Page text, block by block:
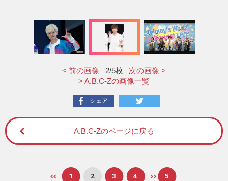
< 前の画像 2/5枚
次の画像 >
> A.B.C-Zの画像一覧
シェア
A.B.C-Zのページに戻る
1 2 3 4 5